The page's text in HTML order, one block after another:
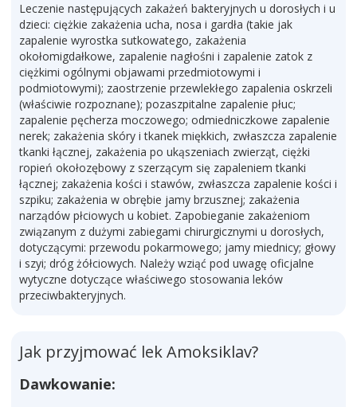
Leczenie następujących zakażeń bakteryjnych u dorosłych i u
dzieci: ciężkie zakażenia ucha, nosa i gardła (takie jak
zapalenie wyrostka sutkowatego, zakażenia
okołomigdałkowe, zapalenie nagłośni i zapalenie zatok z
ciężkimi ogólnymi objawami przedmiotowymi i
podmiotowymi); zaostrzenie przewlekłego zapalenia oskrzeli
(właściwie rozpoznane); pozaszpitalne zapalenie płuc;
zapalenie pęcherza moczowego; odmiedniczkowe zapalenie
nerek; zakażenia skóry i tkanek miękkich, zwłaszcza zapalenie
tkanki łącznej, zakażenia po ukąszeniach zwierząt, ciężki
ropień okołozębowy z szerzącym się zapaleniem tkanki
łącznej; zakażenia kości i stawów, zwłaszcza zapalenie kości i
szpiku; zakażenia w obrębie jamy brzusznej; zakażenia
narządów płciowych u kobiet. Zapobieganie zakażeniom
związanym z dużymi zabiegami chirurgicznymi u dorosłych,
dotyczącymi: przewodu pokarmowego; jamy miednicy; głowy
i szyi; dróg żółciowych. Należy wziąć pod uwagę oficjalne
wytyczne dotyczące właściwego stosowania leków
przeciwbakteryjnych.
Jak przyjmować lek Amoksiklav?
Dawkowanie: